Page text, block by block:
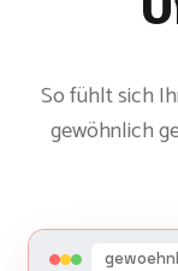
So fühlt sich
gewöhnlich